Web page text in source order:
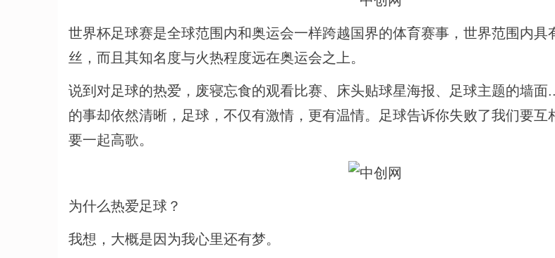
世界杯足球赛是全球范围内和奥运会一样跨越国界的体育赛事，世界范围内具
丝，而且其知名度与火热程度远在奥运会之上。
说到对足球的热爱，废寝忘食的观看比赛、床头贴球星海报、足球主题的墙面
的事却依然清晰，足球，不仅有激情，更有温情。足球告诉你失败了我们要互
要一起高歌。
为什么热爱足球？
我想，大概是因为我心里还有梦。